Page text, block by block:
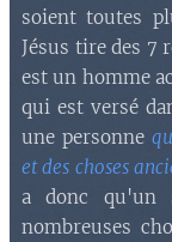
soient toutes
Jésus tire des 7
est un homme
qui est versé
une personne
et des choses
a donc qu'un
nombreuses